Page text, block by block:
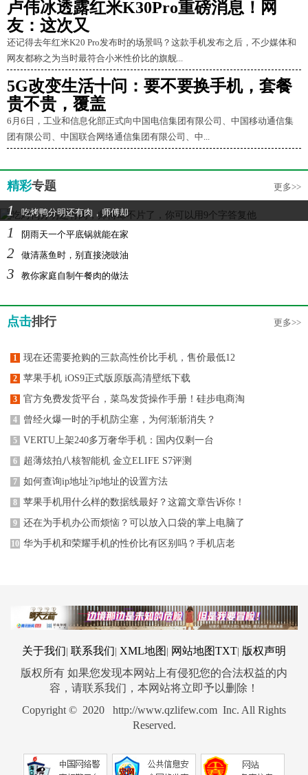
卢伟冰透露红米K30Pro重磅消息！网
友：这次又
还记得去年红米K20 Pro发布时的场景吗？这款手机发布之后，不少媒体和
网友都称之为当时最符合小米性价比的旗舰...
5G改变生活十问：要不要换手机，套餐
贵不贵，覆盖
6月6日，工业和信息化部正式向中国电信集团有限公司、中国移动通信集
团有限公司、中国联合网络通信集团有限公司、中...
精彩专题 更多>>
1 吃烤鸭分明还有肉，师傅却
1 阴雨天一个平底锅就能在家
2 做清蒸鱼时，别直接浇豉油
3 教你家庭自制午餐肉的做法
点击排行 更多>>
1 现在还需要抢购的三款高性价比手机，售价最低12
2 苹果手机 iOS9正式版原版高清壁纸下载
3 官方免费发货平台，菜鸟发货操作手册！硅步电商淘
4 曾经火爆一时的手机防尘塞，为何渐渐消失？
5 VERTU上架240多万奢华手机：国内仅剩一台
6 超薄炫拍八核智能机 金立ELIFE S7评测
7 如何查询ip地址?ip地址的设置方法
8 苹果手机用什么样的数据线最好？这篇文章告诉你！
9 还在为手机办公而烦恼？可以放入口袋的掌上电脑了
10 ​华为手机和荣耀手机的性价比有区别吗？手机店老
关于我们| 联系我们| XML地图 | 网站地图TXT| 版权声明
版权所有 如果您发现本网站上有侵犯您的合法权益的内
容，请联系我们，本网站将立即予以删除！
Copyright © 2020 http://www.qzlifew.com Inc. All Rights
Reserved.